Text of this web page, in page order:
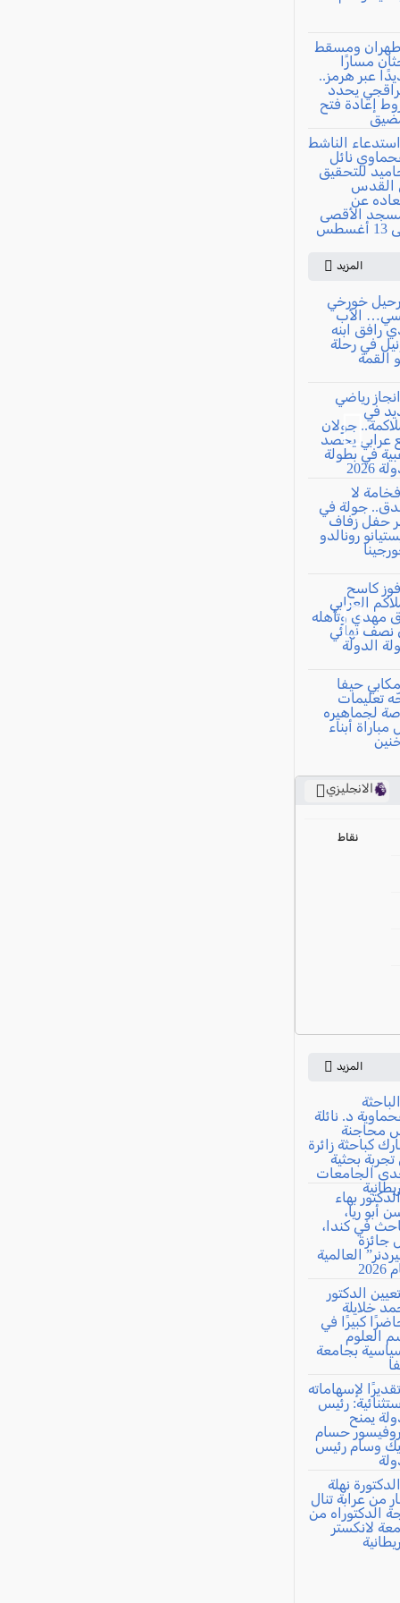
المزيد
الانجليزي
نقاط
المزيد